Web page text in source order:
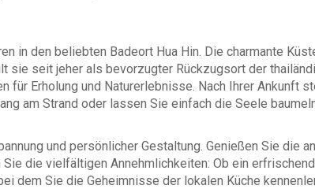
in den beliebten Badeort Hua Hin. Die charmante
sie seit jeher als bevorzugter Rückzugsort der
für Erholung und Naturerlebnisse. Nach Ihrer Ankunft
am Strand oder lassen Sie einfach die Seele
und persönlicher Gestaltung. Genießen Sie die
die vielfältigen Annehmlichkeiten: Ob ein
dem Sie die Geheimnisse der lokalen Küche